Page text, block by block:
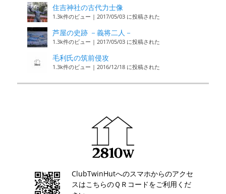
住吉神社の古代力士像
1.3k件のビュー | 2017/05/03 に投稿された
芦屋の史跡 －義将二人－
1.3k件のビュー | 2017/05/03 に投稿された
毛利氏の筑前侵攻
1.3k件のビュー | 2016/12/18 に投稿された
ClubTwinHutへのスマホからのアクセ
スはこちらのＱＲコードをご利用くだ